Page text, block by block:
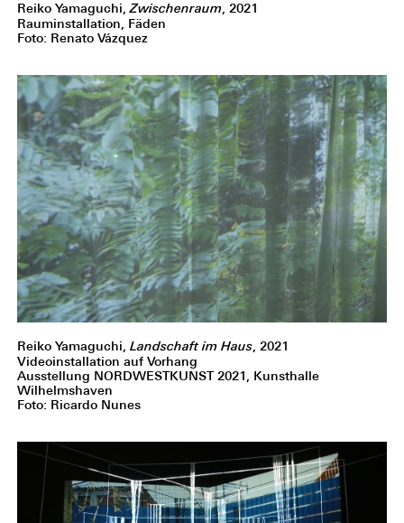
Reiko Yamaguchi,Zwischenraum, 2021
Rauminstallation, Fäden
Foto: Renato Vázquez
Reiko Yamaguchi, Landschaft im Haus, 2021
Videoinstallation auf Vorhang
Ausstellung NORDWESTKUNST 2021, Kunsthalle
Wilhelmshaven
Foto: Ricardo Nunes